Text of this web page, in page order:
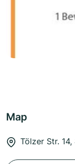
Map
Tölzer Str.